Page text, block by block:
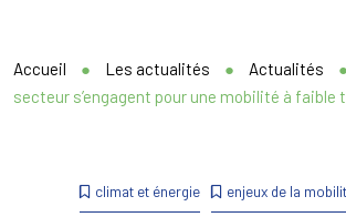
Accueil ● Les actualités ● Actualités ●
secteur s’engagent pour une mobilité à faible
climat et énergie enjeux de la